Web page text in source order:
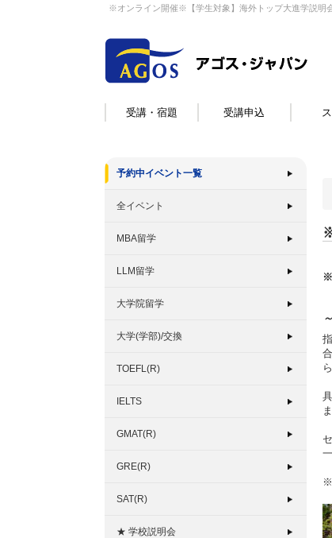
※オンライン開催※【学生対象】海外トップ大進学説明
受講・宿題 受講申込
予約中イベント一覧
全イベント
MBA留学
LLM留学
大学院留学
大学(学部)/交換
TOEFL(R)
IELTS
GMAT(R)
GRE(R)
SAT(R)
★ 学校説明会
※
※